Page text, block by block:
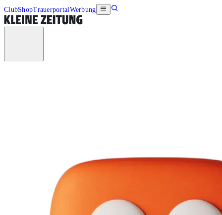
ClubShopTrauerportalWerbung